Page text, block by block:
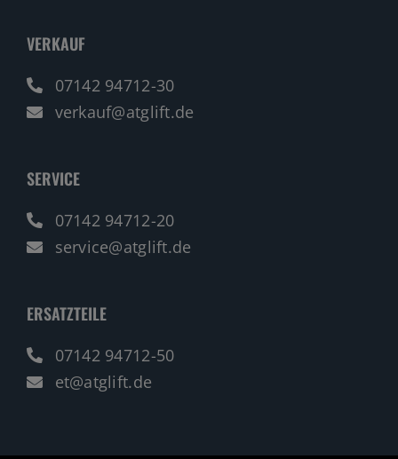
VERKAUF
07142 94712-30
verkauf@atglift.de
SERVICE
07142 94712-20
service@atglift.de
ERSATZTEILE
07142 94712-50
et@atglift.de